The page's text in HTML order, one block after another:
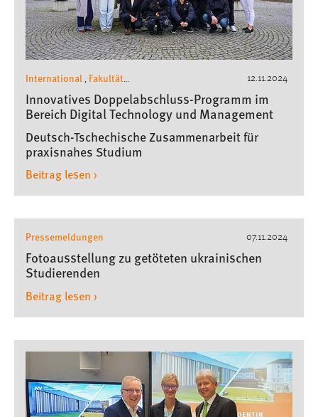
12.11.2024
International , Fakultät
Wirtschaftsingenieurwesen und Gesundheit
Pressemeldungen
Innovatives Doppelabschluss-Programm im
Bereich Digital Technology und Management
Deutsch-Tschechische Zusammenarbeit für
praxisnahes Studium
Beitrag lesen ›
07.11.2024
Pressemeldungen
Fotoausstellung zu getöteten ukrainischen
Studierenden
Beitrag lesen ›